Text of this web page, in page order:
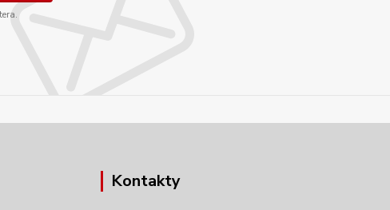
Kontakty